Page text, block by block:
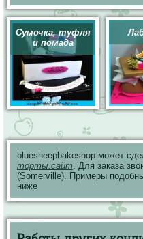
Сумочка, туфля
и помада
bluesheepbakeshop может
торты.сайт. Для заказа
(Somerville). Примеры
ниже